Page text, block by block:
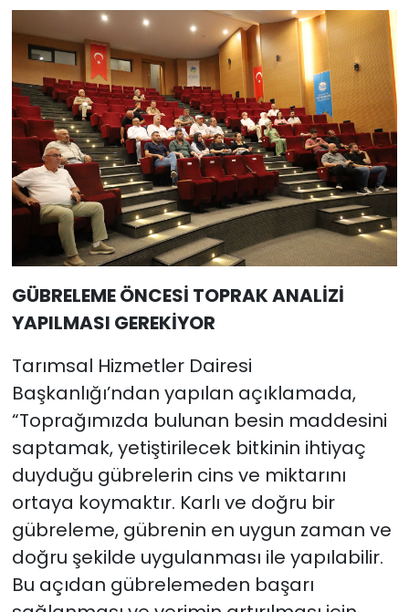
GÜBRELEME ÖNCESİ TOPRAK ANALİZİ
YAPILMASI GEREKİYOR
Tarımsal Hizmetler Dairesi
Başkanlığı’ndan yapılan açıklamada,
“Toprağımızda bulunan besin maddesini
saptamak, yetiştirilecek bitkinin ihtiyaç
duyduğu gübrelerin cins ve miktarını
ortaya koymaktır. Karlı ve doğru bir
gübreleme, gübrenin en uygun zaman ve
doğru şekilde uygulanması ile yapılabilir.
Bu açıdan gübrelemeden başarı